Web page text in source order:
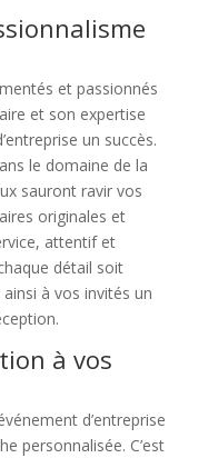
et passionnés
et son expertise
un succès.
le domaine de la
sauront ravir vos
originales et
attentif et
détail soit
à vos invités un
à vos
d’entreprise
personnalisée. C’est